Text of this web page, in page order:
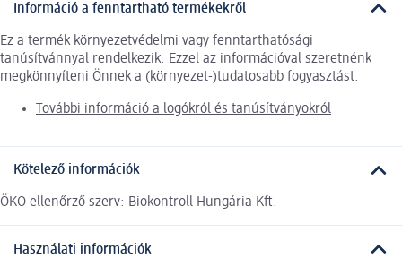
Információ a fenntartható termékekről
Ez a termék környezetvédelmi vagy fenntarthatósági
tanúsítvánnyal rendelkezik. Ezzel az információval szeretnénk
megkönnyíteni Önnek a (környezet-)tudatosabb fogyasztást.
További információ a logókról és tanúsítványokról
Kötelező információk
ÖKO ellenőrző szerv: Biokontroll Hungária Kft.
Használati információk